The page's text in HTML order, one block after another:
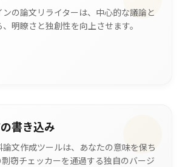
の論文リライターは、中心的な議論と
明瞭さと独創性を向上させます。
書き込み
論文作成ツールは、あなたの意味を保ち
窃チェッカーを通過する独自のバージ